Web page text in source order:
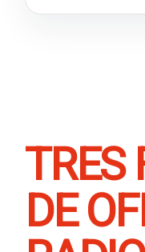
TRES
DE